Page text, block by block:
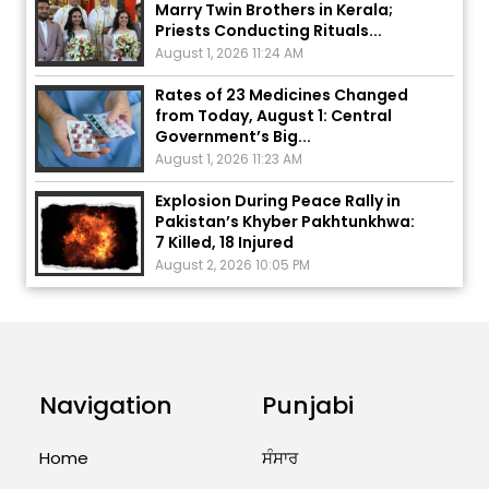
August 1, 2026 11:24 AM
Rates of 23 Medicines Changed
from Today, August 1: Central
Government’s Big...
August 1, 2026 11:23 AM
Explosion During Peace Rally in
Pakistan’s Khyber Pakhtunkhwa:
7 Killed, 18 Injured
August 2, 2026 10:05 PM
India Wins 8 Gold Medals on Day
10 of Commonwealth Games:
West Asia: Hints of Major
Navigation
Home
Punjabi
ਸੰਸਾਰ